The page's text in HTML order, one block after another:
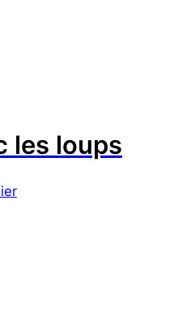
les loups